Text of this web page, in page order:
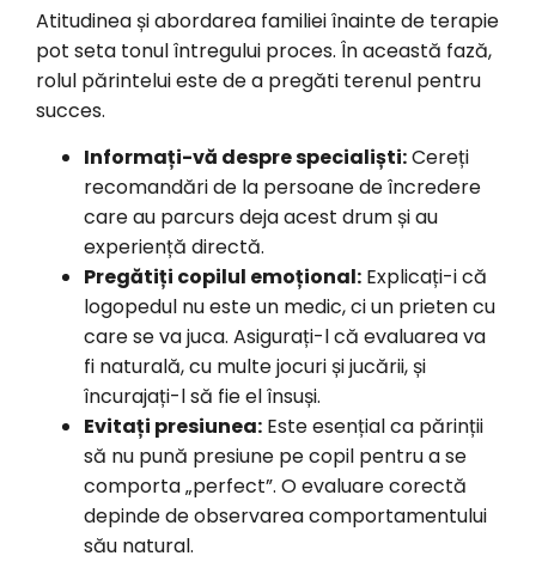
Atitudinea și abordarea familiei înainte de terapie
pot seta tonul întregului proces. În această fază,
rolul părintelui este de a pregăti terenul pentru
succes.
Informați-vă despre specialiști:Cereți
recomandări de la persoane de încredere
care au parcurs deja acest drum și au
experiență directă.
Pregătiți copilul emoțional: Explicați-i că
logopedul nu este un medic, ci un prieten cu
care se va juca. Asigurați-l că evaluarea va
fi naturală, cu multe jocuri și jucării, și
încurajați-l să fie el însuși.
Evitați presiunea: Este esențial ca părinții
să nu pună presiune pe copil pentru a se
comporta „perfect”. O evaluare corectă
depinde de observarea comportamentului
său natural.